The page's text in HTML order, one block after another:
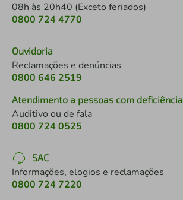
08h às 20h40 (Exceto feriados)
0800 724 4770
Ouvidoria
Reclamações e denúncias
0800 646 2519
Atendimento a pessoas com deficiência
Auditivo ou de fala
0800 724 0525
SAC
Informações, elogios e reclamações
0800 724 7220